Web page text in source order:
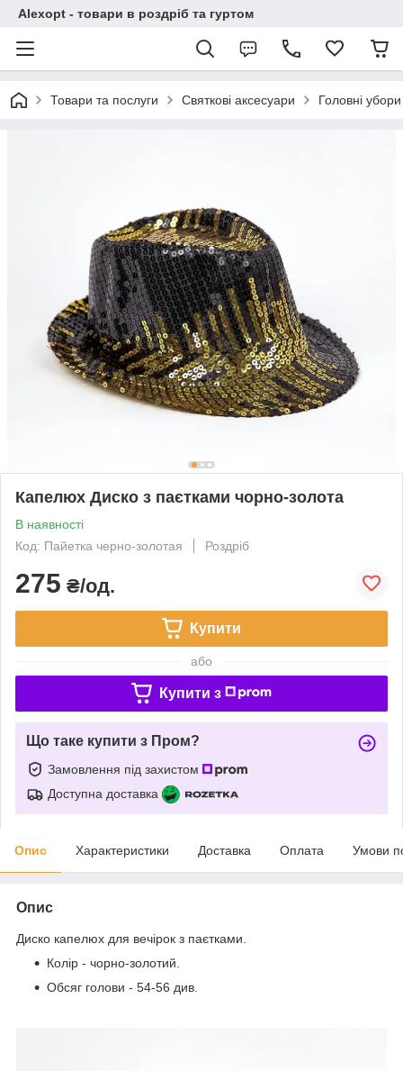
Alexopt - товари в роздріб та гуртом
Товари та послуги Святкові аксесуари Головні убори
Капелюх Диско з паєтками чорно-золота
В наявності
Код: Пайетка черно-золотая
Роздріб
275 ₴/од.
Купити
або
Купити з
Що таке купити з Пром?
Замовлення під захистом
Доступна доставка
Опис Характеристики Доставка Оплата Умови
Опис
Диско капелюх для вечірок з паєтками.
Колір - чорно-золотий.
Обсяг голови - 54-56 див.